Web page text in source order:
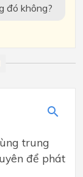
đó không?
trung
để phát